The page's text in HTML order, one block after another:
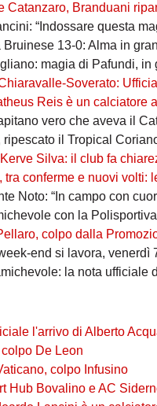
Branduani riparte
questa maglia per me
13-0: Alma in grande
magia di Pafundi, in goal
Soverato: Ufficiale l'arrivo di
Reis è un calciatore
vero che aveva il
ripescato il Tropical
Silva: il club fa
e nuovi volti: le ultime sul
Noto: “In campo con
con la
colpo dalla Promozione: arriva
venerdì 7 agosto gli amaranto
la nota ufficiale
l'arrivo di Alberto
De Leon
colpo Infusino
e AC Siderno 1911 insieme per